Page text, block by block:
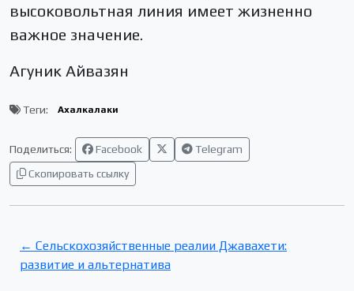
высоковольтная линия имеет жизненно
важное значение.
Агуник Айвазян
Теги: Ахалкалаки
Поделиться: Facebook
Telegram
Скопировать ссылку
← Сельскохозяйственные реалии Джавахети:
развитие и альтернатива